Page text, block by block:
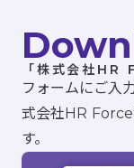
「株式会社HR
フォームにご入
式会社HR Force
す。